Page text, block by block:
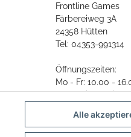
Frontline Games
Färbereiweg 3A
24358 Hütten
Tel: 04353-991314
Öffnungszeiten:
Mo - Fr: 10.00 -
Oder mit
E-Mail:
Alle